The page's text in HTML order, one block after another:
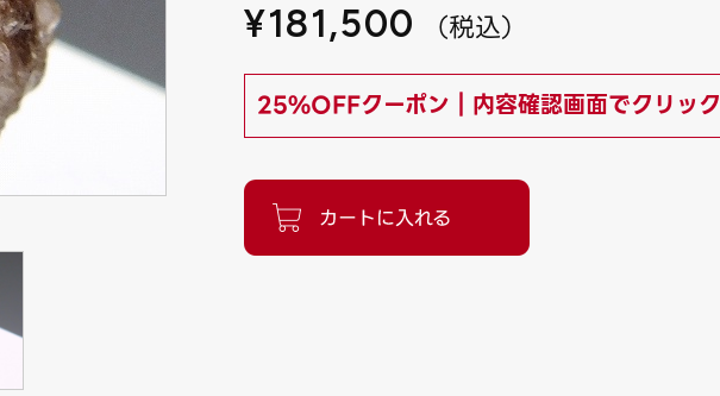
¥181,500 （税込）
25%OFFクーポン｜内容確認画面でクリック